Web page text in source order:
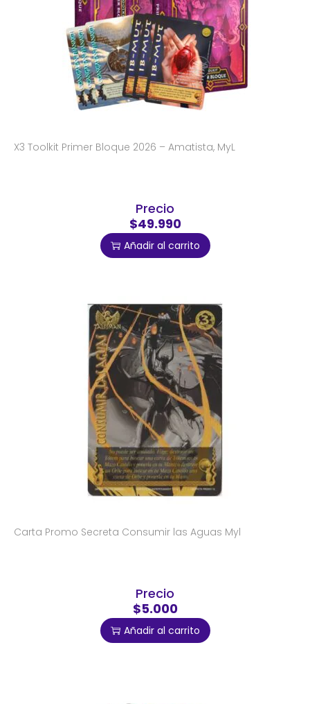
X3 Toolkit Primer Bloque 2026 – Amatista, MyL
Precio
$49.990
Añadir al carrito
Carta Promo Secreta Consumir las Aguas Myl
Precio
$5.000
Añadir al carrito